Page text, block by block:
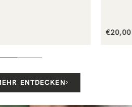
Preis
€20,00
ENTDECKEN